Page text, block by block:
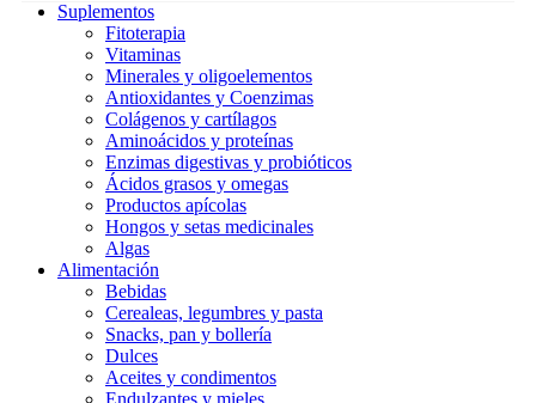
Suplementos
Fitoterapia
Vitaminas
Minerales y oligoelementos
Antioxidantes y Coenzimas
Colágenos y cartílagos
Aminoácidos y proteínas
Enzimas digestivas y probióticos
Ácidos grasos y omegas
Productos apícolas
Hongos y setas medicinales
Algas
Alimentación
Bebidas
Cerealeas, legumbres y pasta
Snacks, pan y bollería
Dulces
Aceites y condimentos
Endulzantes y mieles